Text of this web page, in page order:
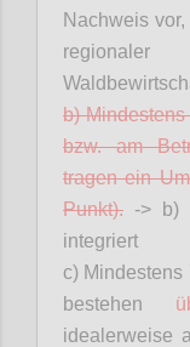
Nachweis
b)
bzw. am
tragen ein
Punkt). -> b)
integriert
c) Mindestens
bestehen
idealerweise